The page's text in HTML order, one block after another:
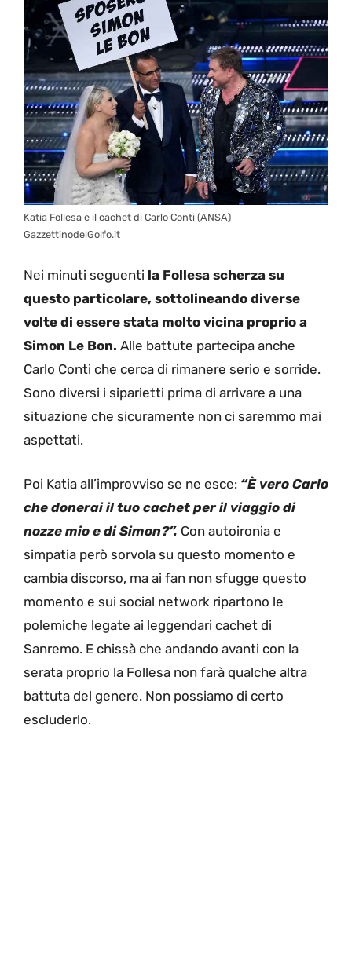
Katia Follesa e il cachet di Carlo Conti (ANSA)
GazzettinodelGolfo.it
Nei minuti seguenti la Follesa scherza su
questo particolare, sottolineando diverse
volte di essere stata molto vicina proprio a
Simon Le Bon. Alle battute partecipa anche
Carlo Conti che cerca di rimanere serio e sorride.
Sono diversi i siparietti prima di arrivare a una
situazione che sicuramente non ci saremmo mai
aspettati.
Poi Katia all’improvviso se ne esce: “È vero Carlo
che donerai il tuo cachet per il viaggio di
nozze mio e di Simon?”. Con autoironia e
simpatia però sorvola su questo momento e
cambia discorso, ma ai fan non sfugge questo
momento e sui social network ripartono le
polemiche legate ai leggendari cachet di
Sanremo. E chissà che andando avanti con la
serata proprio la Follesa non farà qualche altra
battuta del genere. Non possiamo di certo
escluderlo.